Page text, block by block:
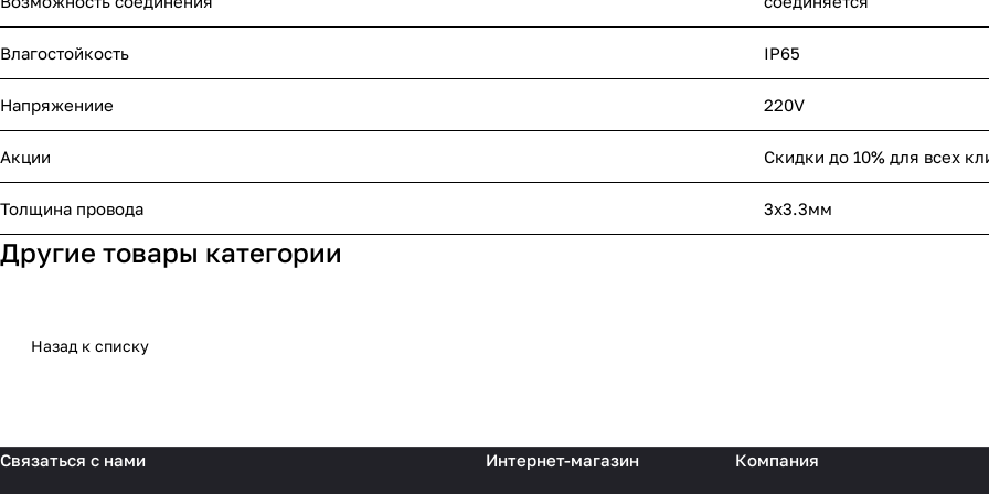
Влагостойкость IP65
Напряжениие 220V
Акции Скидки до 10% для всех
Толщина провода 3х3.3мм
Другие товары категории
Назад к списку
Связаться с нами Интернет-магазин Компания